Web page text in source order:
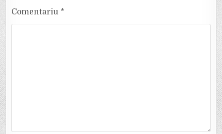
Comentariu *